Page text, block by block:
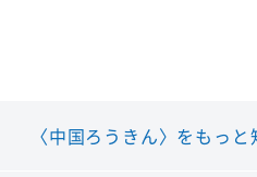
〈中国ろうきん〉をもっと